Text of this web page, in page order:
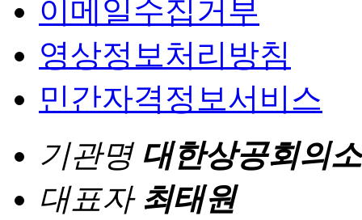
이메일수집거부
영상정보처리방침
민간자격정보서비스
기관명 대한상공회의소
대표자 최태원